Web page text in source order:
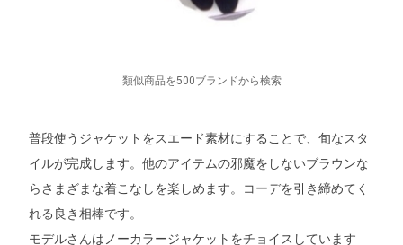
類似商品を500ブランドから検索
普段使うジャケットをスエード素材にすることで、旬なスタ
イルが完成します。他のアイテムの邪魔をしないブラウンな
らさまざまな着こなしを楽しめます。コーデを引き締めてく
れる良き相棒です。
モデルさんはノーカラージャケットをチョイスしています